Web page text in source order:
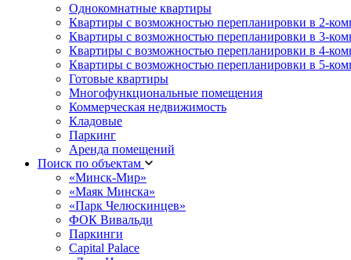
Однокомнатные квартиры
Квартиры с возможностью перепланировки в 2-
Квартиры с возможностью перепланировки в 3-
Квартиры с возможностью перепланировки в 4-
Квартиры с возможностью перепланировки в 5-
Готовые квартиры
Многофункциональные помещения
Коммерческая недвижимость
Кладовые
Паркинг
Аренда помещений
Поиск по объектам
«Минск-Мир»
«Маяк Минска»
«Парк Челюскинцев»
ФОК Вивальди
Паркинги
Capital Palace